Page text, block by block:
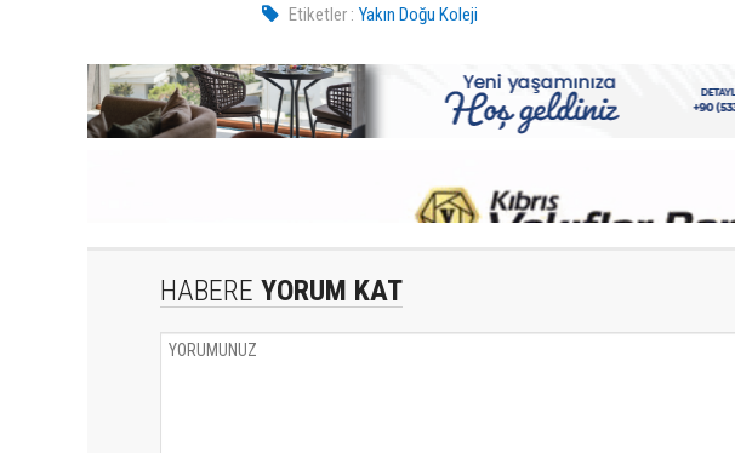
Etiketler : Yakın Doğu Koleji
HABERE YORUM KAT